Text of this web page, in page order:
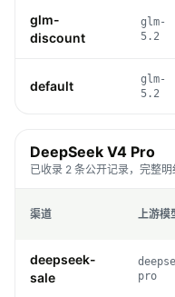
glm-
discount
glm-
5.2
default
glm-
5.2
DeepSeek V4 Pro
已收录 2 条公开记录，完整明
渠道 上游模
deepseek-
sale
pro